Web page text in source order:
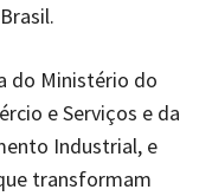
do Ministério do
e Serviços e da
Industrial, e
transformam